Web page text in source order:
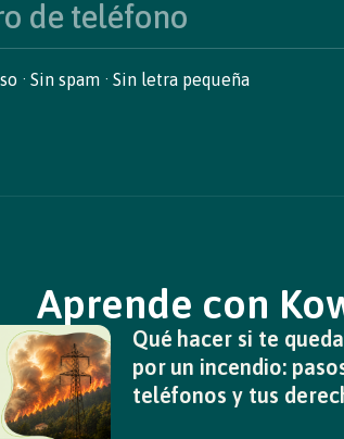
· Sin spam · Sin letra pequeña
Aprende con
Qué hacer si te
por un incendio:
teléfonos y tus